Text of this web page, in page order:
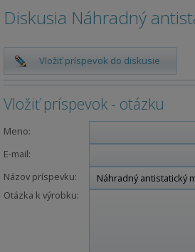
Diskusia Náhradný
Vložiť príspevok do diskusie
Vložiť príspevok - otázku
Meno:
E-mail:
Názov príspevku:
Otázka k výrobku: